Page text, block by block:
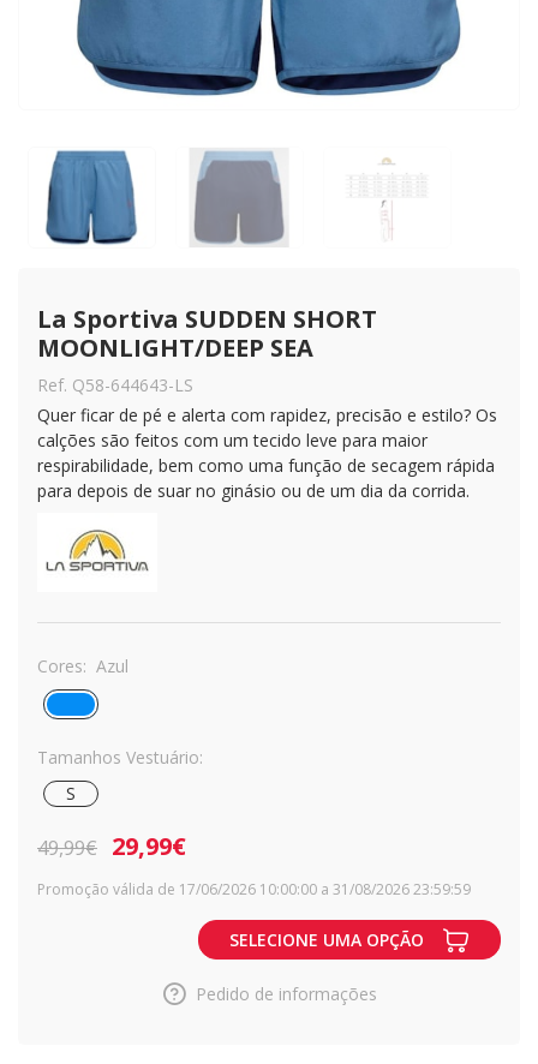
La Sportiva SUDDEN SHORT
MOONLIGHT/DEEP SEA
Ref. Q58-644643-LS
Quer ficar de pé e alerta com rapidez, precisão e estilo? Os
calções são feitos com um tecido leve para maior
respirabilidade, bem como uma função de secagem rápida
para depois de suar no ginásio ou de um dia da corrida.
Cores: Azul
Tamanhos Vestuário:
S
49,99€ 29,99€
Promoção válida de 17/06/2026 10:00:00 a 31/08/2026 23:59:59
SELECIONE UMA OPÇÃO
Pedido de informações